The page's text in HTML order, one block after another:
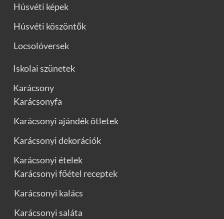
Húsvéti képek
Húsvéti köszöntők
Locsolóversek
Iskolai szünetek
Karácsony
Karácsonyfa
Karácsonyi ajándék ötletek
Karácsonyi dekorációk
Karácsonyi ételek
Karácsonyi főétel receptek
Karácsonyi kalács
Karácsonyi saláta